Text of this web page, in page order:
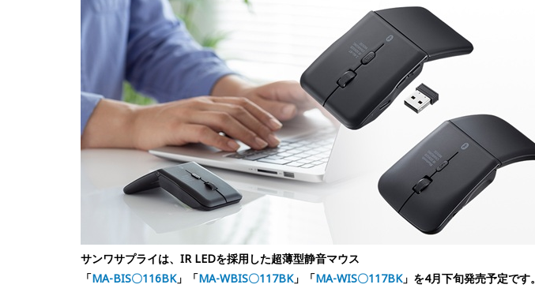
サンワサプライは、IR LEDを採用した超薄型静音マウス
「MA-BIS〇116BK」「MA-WBIS〇117BK」「MA-WIS〇117BK」を4月下旬発売予定です。